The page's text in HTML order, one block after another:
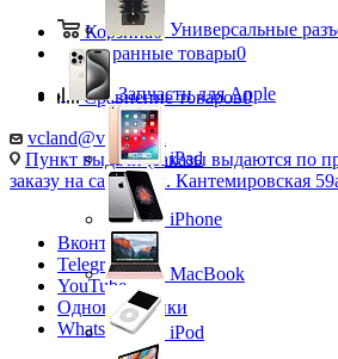
Корзина0
Избранные товары0
Сравнение товаров0
vcland@vcland.ru
Пункт выдачи (заказы выдаются по
заказу на сайте), ул. Кантемировская
Вконтакте
Telegram
YouTube
Одноклассники
WhatsApp
Универсальные
Запчасти для Apple
iPad
iPhone
MacBook
iPod